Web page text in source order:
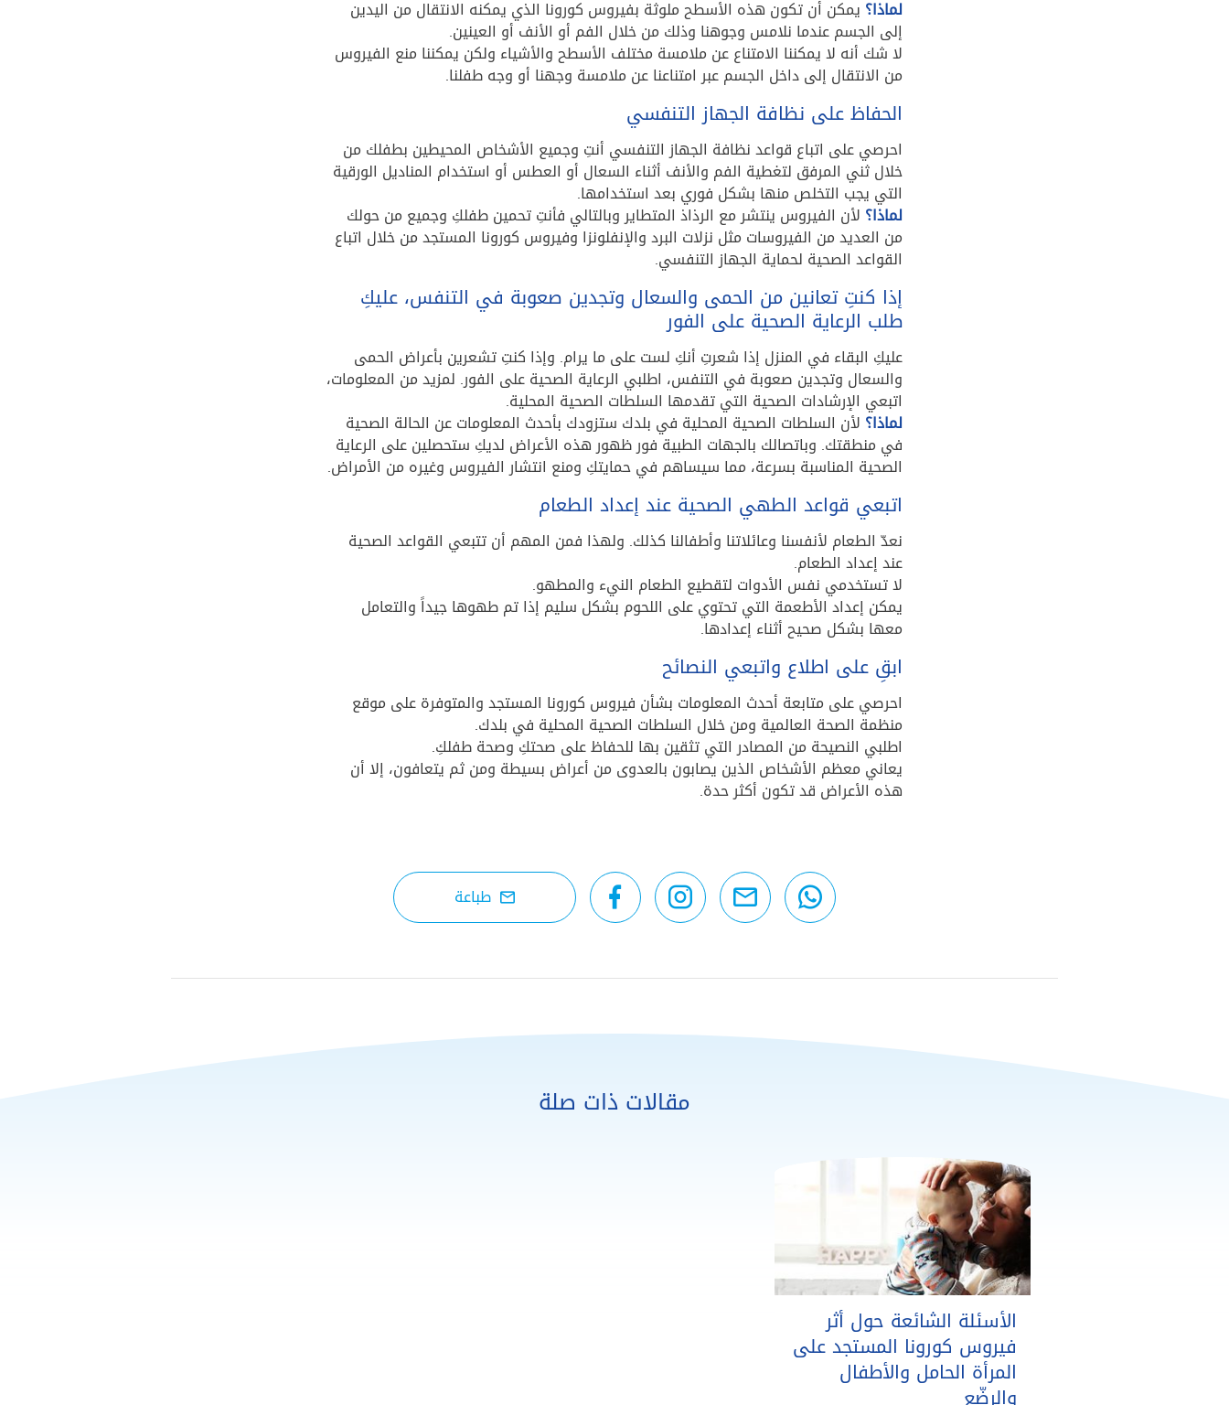
لماذا؟ يمكن أن تكون هذه الأسطح ملوثة بفيروس كورونا الذي يمكنه الانتقال من اليدين
إلى الجسم عندما نلامس وجوهنا وذلك من خلال الفم أو الأنف أو العينين.
لا شك أنه لا يمكننا الامتناع عن ملامسة مختلف الأسطح والأشياء ولكن يمكننا منع الفيروس
من الانتقال إلى داخل الجسم عبر امتناعنا عن ملامسة وجهنا أو وجه طفلنا.
الحفاظ على نظافة الجهاز التنفسي
احرصي على اتباع قواعد نظافة الجهاز التنفسي أنتِ وجميع الأشخاص المحيطين بطفلك من
خلال ثني المرفق لتغطية الفم والأنف أثناء السعال أو العطس أو استخدام المناديل الورقية
التي يجب التخلص منها بشكل فوري بعد استخدامها.
لماذا؟ لأن الفيروس ينتشر مع الرذاذ المتطاير وبالتالي فأنتِ تحمين طفلكِ وجميع من حولك
من العديد من الفيروسات مثل نزلات البرد والإنفلونزا وفيروس كورونا المستجد من خلال اتباع
القواعد الصحية لحماية الجهاز التنفسي.
إذا كنتِ تعانين من الحمى والسعال وتجدين صعوبة في التنفس، عليكِ
طلب الرعاية الصحية على الفور
عليكِ البقاء في المنزل إذا شعرتِ أنكِ لست على ما يرام. وإذا كنتِ تشعرين بأعراض الحمى
والسعال وتجدين صعوبة في التنفس، اطلبي الرعاية الصحية على الفور. لمزيد من المعلومات،
اتبعي الإرشادات الصحية التي تقدمها السلطات الصحية المحلية.
لماذا؟ لأن السلطات الصحية المحلية في بلدك ستزودك بأحدث المعلومات عن الحالة الصحية
في منطقتك. وباتصالك بالجهات الطبية فور ظهور هذه الأعراض لديكِ ستحصلين على الرعاية
الصحية المناسبة بسرعة، مما سيساهم في حمايتكِ ومنع انتشار الفيروس وغيره من الأمراض.
اتبعي قواعد الطهي الصحية عند إعداد الطعام
نعدّ الطعام لأنفسنا وعائلاتنا وأطفالنا كذلك. ولهذا فمن المهم أن تتبعي القواعد الصحية
عند إعداد الطعام.
لا تستخدمي نفس الأدوات لتقطيع الطعام النيء والمطهو.
يمكن إعداد الأطعمة التي تحتوي على اللحوم بشكل سليم إذا تم طهوها جيداً والتعامل
معها بشكل صحيح أثناء إعدادها.
ابقِ على اطلاع واتبعي النصائح
احرصي على متابعة أحدث المعلومات بشأن فيروس كورونا المستجد والمتوفرة على موقع
منظمة الصحة العالمية ومن خلال السلطات الصحية المحلية في بلدك.
اطلبي النصيحة من المصادر التي تثقين بها للحفاظ على صحتكِ وصحة طفلكِ.
يعاني معظم الأشخاص الذين يصابون بالعدوى من أعراض بسيطة ومن ثم يتعافون، إلا أن
هذه الأعراض قد تكون أكثر حدة.
طباعة
مقالات ذات صلة
الأسئلة الشائعة حول أثر
فيروس كورونا المستجد على
المرأة الحامل والأطفال
والرضّع